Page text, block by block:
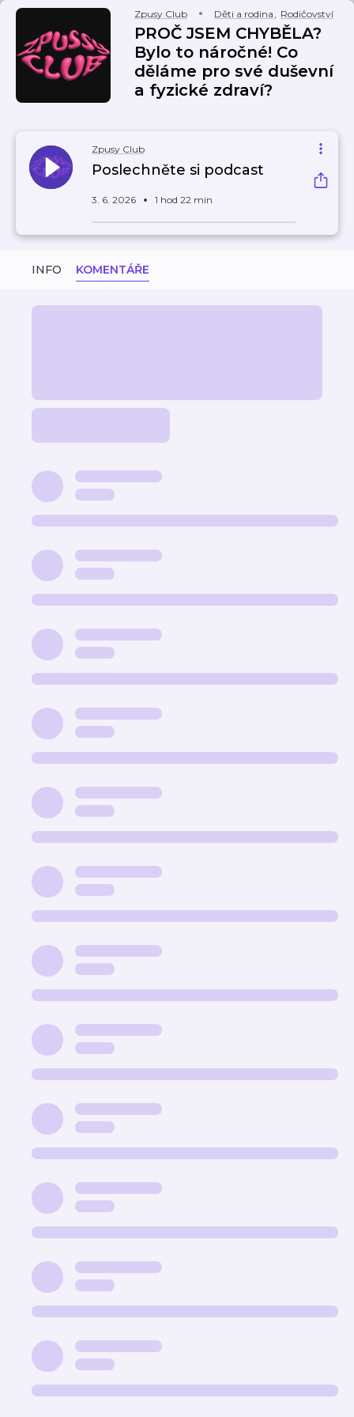
Zpusy Club Děti a rodina, Rodičovství
PROČ JSEM CHYBĚLA?
Bylo to náročné! Co
děláme pro své duševní
a fyzické zdraví?
Zpusy Club
Poslechněte si podcast
3. 6. 2026 1 hod 22 min
INFO KOMENTÁŘE